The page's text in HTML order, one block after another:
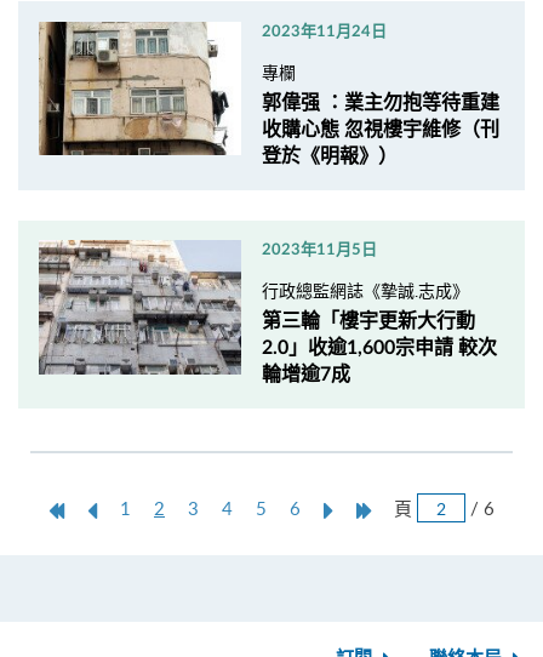
2023年11月24日
專欄
郭偉强 ：業主勿抱等待重建
收購心態 忽視樓宇維修（刊
登於《明報》）
2023年11月5日
行政總監網誌《摯誠.志成》
第三輪「樓宇更新大行動
2.0」收逾1,600宗申請 較次
輪增逾7成
第
上
1 2 3 4 5 6
NextLast頁 / 6